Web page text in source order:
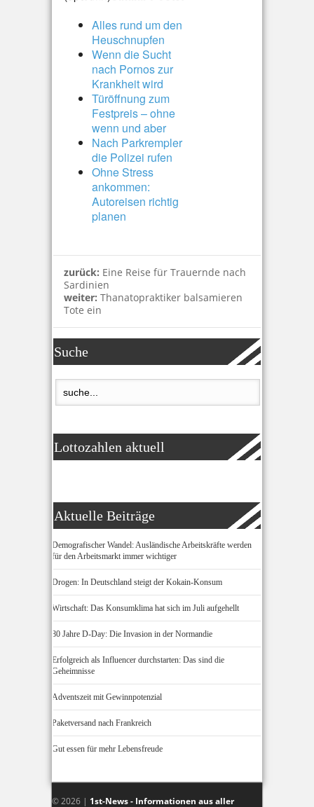
Alles rund um den
Heuschnupfen
Wenn die Sucht
nach Pornos zur
Krankheit wird
Türöffnung zum
Festpreis – ohne
wenn und aber
Nach Parkrempler
die Polizei rufen
Ohne Stress
ankommen:
Autoreisen richtig
planen
zurück: Eine Reise für Trauernde nach
Sardinien
weiter: Thanatopraktiker balsamieren
Tote ein
Suche
Lottozahlen aktuell
Aktuelle Beiträge
Demografischer Wandel: Ausländische Arbeitskräfte werden
für den Arbeitsmarkt immer wichtiger
Drogen: In Deutschland steigt der Kokain-Konsum
Wirtschaft: Das Konsumklima hat sich im Juli aufgehellt
80 Jahre D-Day: Die Invasion in der Normandie
Erfolgreich als Influencer durchstarten: Das sind die
Geheimnisse
Adventszeit mit Gewinnpotenzial
Paketversand nach Frankreich
Gut essen für mehr Lebensfreude
© 2026 | 1st-News - Informationen aus aller